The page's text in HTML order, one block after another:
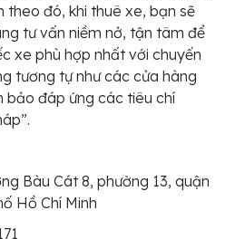
theo đó, khi thuê xe, bạn sẽ
tư vấn niềm nở, tận tâm để
xe phù hợp nhất với chuyến
tương tự như các cửa hàng
bảo đáp ứng các tiêu chí
Bàu Cát 8, phường 13, quận
Hồ Chí Minh